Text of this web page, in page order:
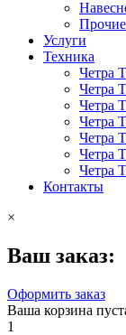
Прочие
Услуги
Техника
Четра
Четра
Четра
Четра
Четра
Четра
Четра
Контакты
×
Ваш заказ:
Оформить заказ
Ваша корзина
1